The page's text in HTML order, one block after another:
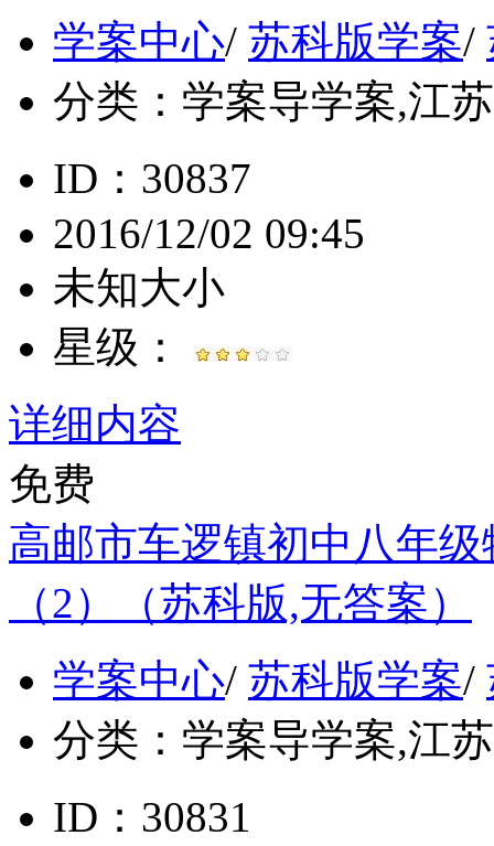
学案中心/ 苏科版学案/
分类： 学案导学案,江
ID：30837
2016/12/02 09:45
未知大小
星级：
详细内容
免费
高邮市车逻镇初中八年
（2）（苏科版,无答案）
学案中心/ 苏科版学案/
分类： 学案导学案,江
ID：30831